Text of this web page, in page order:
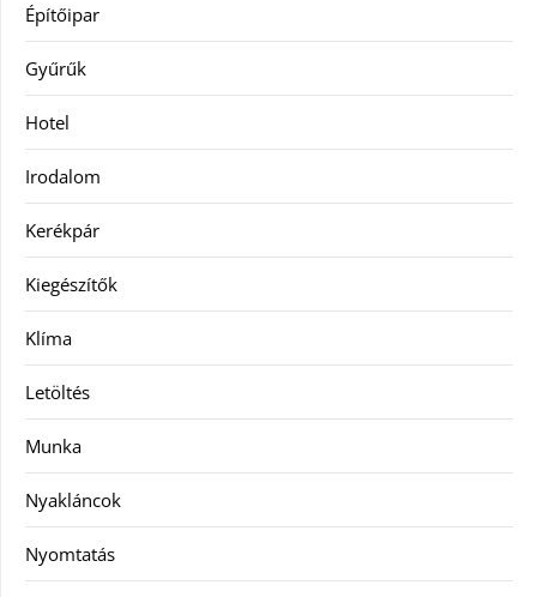
Építőipar
Gyűrűk
Hotel
Irodalom
Kerékpár
Kiegészítők
Klíma
Letöltés
Munka
Nyakláncok
Nyomtatás